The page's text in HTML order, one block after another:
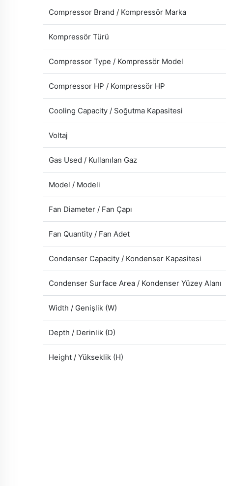
Compressor Brand / Kompressör Marka
Kompressör Türü
Compressor Type / Kompressör Model
Compressor HP / Kompressör HP
Cooling Capacity / Soğutma Kapasitesi
Voltaj
Gas Used / Kullanılan Gaz
Model / Modeli
Fan Diameter / Fan Çapı
Fan Quantity / Fan Adet
Condenser Capacity / Kondenser Kapasitesi
Condenser Surface Area / Kondenser Yüzey Alanı
Width / Genişlik (W)
Depth / Derinlik (D)
Height / Yükseklik (H)